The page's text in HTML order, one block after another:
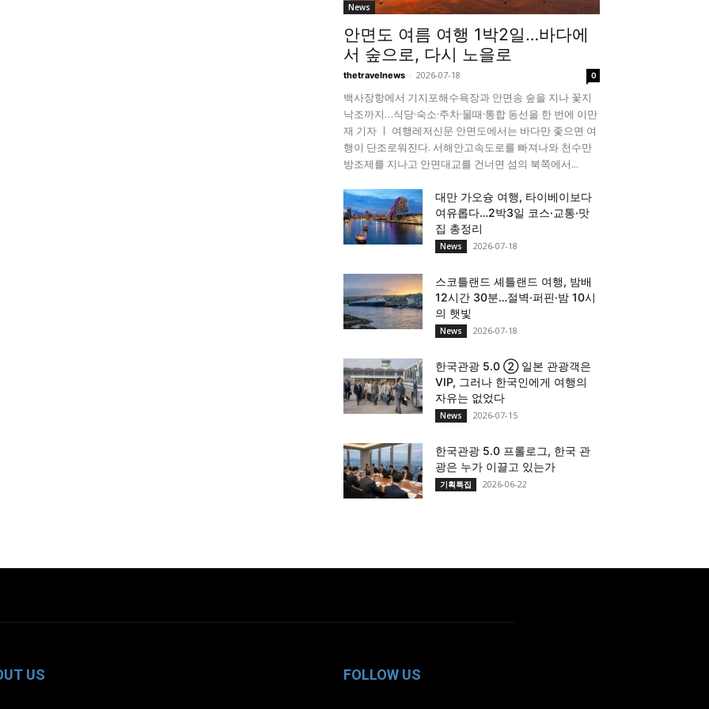
News
안면도 여름 여행 1박2일…바다에
서 숲으로, 다시 노을로
thetravelnews - 2026-07-18 0
백사장항에서 기지포해수욕장과 안면송 숲을 지나 꽃지
낙조까지…식당·숙소·주차·물때·통합 동선을 한 번에 이만
재 기자 ㅣ 여행레저신문 안면도에서는 바다만 좇으면 여
행이 단조로워진다. 서해안고속도로를 빠져나와 천수만
방조제를 지나고 안면대교를 건너면 섬의 북쪽에서...
대만 가오슝 여행, 타이베이보다
여유롭다…2박3일 코스·교통·맛
집 총정리
News 2026-07-18
스코틀랜드 셰틀랜드 여행, 밤배
12시간 30분…절벽·퍼핀·밤 10시
의 햇빛
News 2026-07-18
한국관광 5.0 ② 일본 관광객은
VIP, 그러나 한국인에게 여행의
자유는 없었다
News 2026-07-15
한국관광 5.0 프롤로그, 한국 관
광은 누가 이끌고 있는가
기획특집 2026-06-22
US FOLLOW US